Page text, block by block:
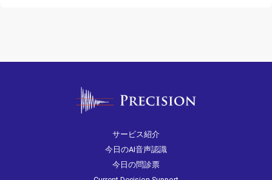
サービス紹介
今日のAI音声認識
今日の問診票